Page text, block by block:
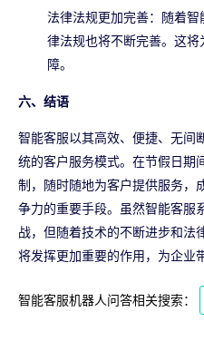
法律法规更加完善：随着
律法规也将不断完善。这
障。
六、结语
智能客服以其高效、便捷、无间
统的客户服务模式。在节假日期
制，随时随地为客户提供服务，
争力的重要手段。虽然智能客服
战，但随着技术的不断进步和法
将发挥更加重要的作用，为企业
智能客服机器人问答相关搜索：